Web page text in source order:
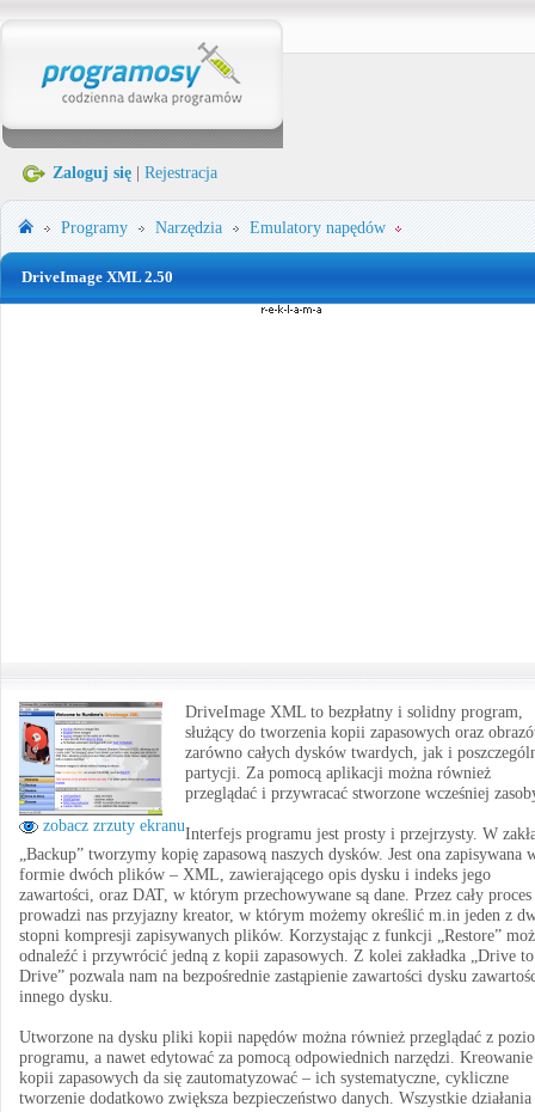
Zaloguj się Rejestracja
Programy Narzędzia Emulatory napędów
DriveImage XML 2.50
zobacz zrzuty ekranu
DriveImage XML to bezpłatny i solidny program,
służący do tworzenia kopii zapasowych oraz
zarówno całych dysków twardych, jak i
partycji. Za pomocą aplikacji można również
przeglądać i przywracać stworzone wcześniej
Interfejs programu jest prosty i przejrzysty. W
„Backup” tworzymy kopię zapasową naszych dysków. Jest ona zapisywana
formie dwóch plików – XML, zawierającego opis dysku i indeks jego
zawartości, oraz DAT, w którym przechowywane są dane. Przez cały proces
prowadzi nas przyjazny kreator, w którym możemy określić m.in jeden z
stopni kompresji zapisywanych plików. Korzystając z funkcji „Restore”
odnaleźć i przywrócić jedną z kopii zapasowych. Z kolei zakładka „Drive to
Drive” pozwala nam na bezpośrednie zastąpienie zawartości dysku
innego dysku.
Utworzone na dysku pliki kopii napędów można również przeglądać z
programu, a nawet edytować za pomocą odpowiednich narzędzi. Kreowanie
kopii zapasowych da się zautomatyzować – ich systematyczne, cykliczne
tworzenie dodatkowo zwiększa bezpieczeństwo danych. Wszystkie działania